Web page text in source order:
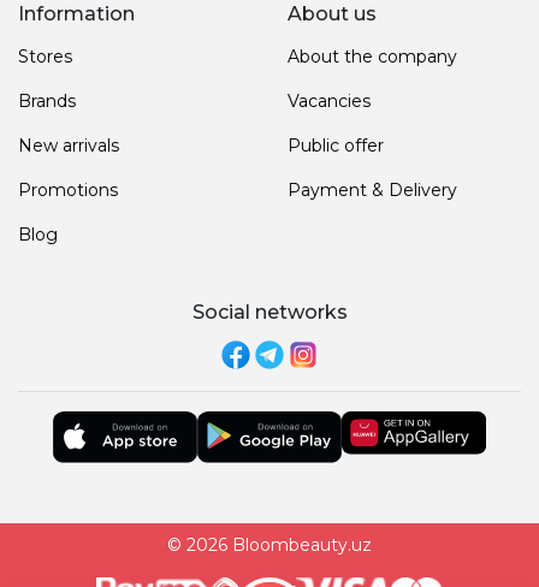
Information
Stores
Brands
New arrivals
Promotions
Blog
About us
About the company
Vacancies
Public offer
Payment & Delivery
Social networks
© 2026 Bloombeauty.uz